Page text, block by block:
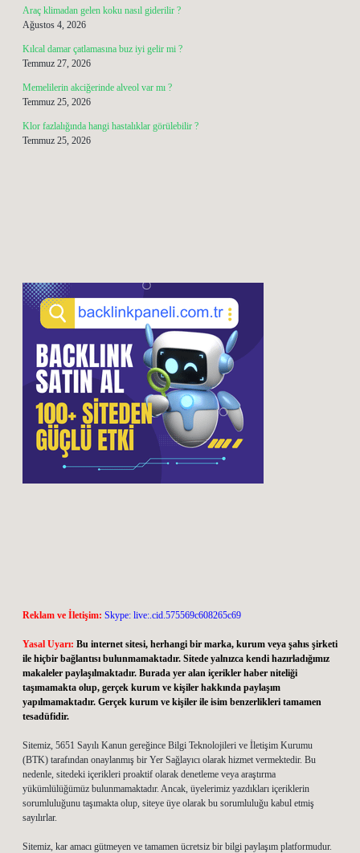
Araç klimadan gelen koku nasıl giderilir ?
Ağustos 4, 2026
Kılcal damar çatlamasına buz iyi gelir mi ?
Temmuz 27, 2026
Memelilerin akciğerinde alveol var mı ?
Temmuz 25, 2026
Klor fazlalığında hangi hastalıklar görülebilir ?
Temmuz 25, 2026
Reklam ve İletişim: Skype: live:.cid.575569c608265c69
Yasal Uyarı: Bu internet sitesi, herhangi bir marka, kurum veya şahıs şirketi
ile hiçbir bağlantısı bulunmamaktadır. Sitede yalnızca kendi hazırladığımız
makaleler paylaşılmaktadır. Burada yer alan içerikler haber niteliği
taşımamakta olup, gerçek kurum ve kişiler hakkında paylaşım
yapılmamaktadır. Gerçek kurum ve kişiler ile isim benzerlikleri tamamen
tesadüfidir.
Sitemiz, 5651 Sayılı Kanun gereğince Bilgi Teknolojileri ve İletişim Kurumu
(BTK) tarafından onaylanmış bir Yer Sağlayıcı olarak hizmet vermektedir. Bu
nedenle, sitedeki içerikleri proaktif olarak denetleme veya araştırma
yükümlülüğümüz bulunmamaktadır. Ancak, üyelerimiz yazdıkları içeriklerin
sorumluluğunu taşımakta olup, siteye üye olarak bu sorumluluğu kabul etmiş
sayılırlar.
Sitemiz, kar amacı gütmeyen ve tamamen ücretsiz bir bilgi paylaşım platformudur.